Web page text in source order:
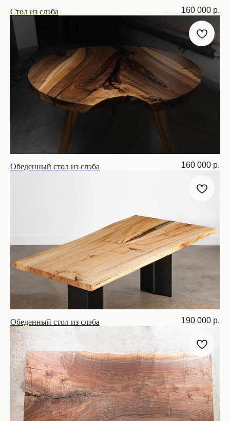
Стол из слэба
Размер: 180х75х75 см
160 000 р.
Обеденный стол из слэба 160 000 р.
Обеденный стол из слэба
Размер: 190х90х75 см
190 000 р.